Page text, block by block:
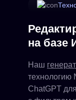
на базе
Наш
технологию
ChatGPT